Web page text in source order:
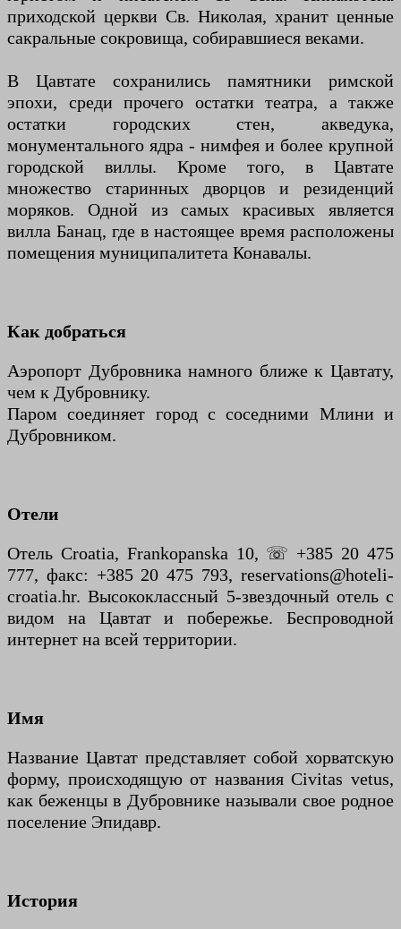
приходской церкви Св. Николая, хранит ценные
сакральные сокровища, собиравшиеся веками.
В Цавтате сохранились памятники римской
эпохи, среди прочего остатки театра, а также
остатки городских стен, акведука,
монументального ядра - нимфея и более крупной
городской виллы. Кроме того, в Цавтате
множество старинных дворцов и резиденций
моряков. Одной из самых красивых является
вилла Банац, где в настоящее время расположены
помещения муниципалитета Конавалы.
Как добраться
Аэропорт Дубровника намного ближе к Цавтату,
чем к Дубровнику.
Паром соединяет город с соседними Млини и
Дубровником.
Отели
Отель Croatia, Frankopanska 10, ☏ +385 20 475
777, факс: +385 20 475 793, reservations@hoteli-
croatia.hr. Высококлассный 5-звездочный отель с
видом на Цавтат и побережье. Беспроводной
интернет на всей территории.
Имя
Название Цавтат представляет собой хорватскую
форму, происходящую от названия Civitas vetus,
как беженцы в Дубровнике называли свое родное
поселение Эпидавр.
История